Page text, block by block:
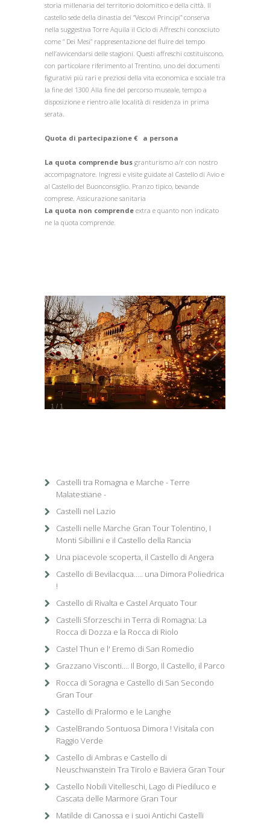
storia millenaria del territorio dolomitico e della città. Il
castello sede della dinastia dei “Vescovi Principi” conserva
nella suggestiva Torre Aquila il Ciclo di Affreschi conosciuto
come “ Dei Mesi” rappresentazione del fluire del tempo
nell’avvicendarsi delle stagioni. Questi affreschi costituiscono,
con particolare riferimento al Trentino, uno dei documenti
figurativi più rari e preziosi della vita economica e sociale tra
la fine del 1300 Alla fine del percorso museale, tempo a
disposizione e rientro alle località di residenza in prima
serata.
Quota di partecipazione € a persona
La quota comprende bus granturismo a/r con nostro
accompagnatore. Ingressi e visite guidate al Castello di Avio e
al Castello del Buonconsiglio. Pranzo tipico, bevande
comprese. Assicurazione sanitaria
La quota non comprende extra e quanto non indicato
ne la quota comprende.
1 / 1
Castelli tra Romagna e Marche - Terre
Malatestiane -
Castelli nel Lazio
Castelli nelle Marche Gran Tour Tolentino, I
Monti Sibillini e il Castello della Rancia
Una piacevole scoperta, il Castello di Angera
Castello di Bevilacqua..... una Dimora Poliedrica
!
Castello di Rivalta e Castel Arquato Tour
Castelli Sforzeschi in Terra di Romagna: La
Rocca di Dozza e la Rocca di Riolo
Castel Thun e l' Eremo di San Romedio
Grazzano Visconti.... Il Borgo, Il Castello, il Parco
Rocca di Soragna e Castello di San Secondo
Gran Tour
Castello di Pralormo e le Langhe
CastelBrando Sontuosa Dimora ! Visitala con
Raggio Verde
Castello di Ambras e Castello di
Neuschwanstein Tra Tirolo e Baviera Gran Tour
Castello Nobili Vitelleschi, Lago di Piediluco e
Cascata delle Marmore Gran Tour
Matilde di Canossa e i suoi Antichi Castelli